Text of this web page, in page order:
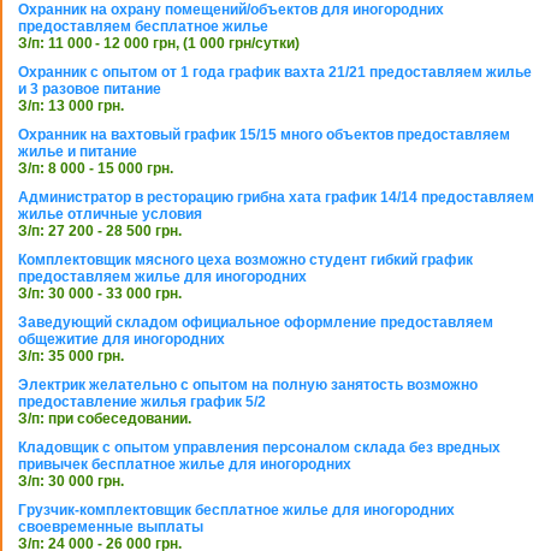
Охранник на охрану помещений/объектов для иногородних
предоставляем бесплатное жилье
З/п: 11 000 - 12 000 грн, (1 000 грн/сутки)
Охранник с опытом от 1 года график вахта 21/21 предоставляем жилье
и 3 разовое питание
З/п: 13 000 грн.
Охранник на вахтовый график 15/15 много объектов предоставляем
жилье и питание
З/п: 8 000 - 15 000 грн.
Администратор в ресторацию грибна хата график 14/14 предоставляем
жилье отличные условия
З/п: 27 200 - 28 500 грн.
Комплектовщик мясного цеха возможно студент гибкий график
предоставляем жилье для иногородних
З/п: 30 000 - 33 000 грн.
Заведующий складом официальное оформление предоставляем
общежитие для иногородних
З/п: 35 000 грн.
Электрик желательно с опытом на полную занятость возможно
предоставление жилья график 5/2
З/п: при собеседовании.
Кладовщик с опытом управления персоналом склада без вредных
привычек бесплатное жилье для иногородних
З/п: 30 000 грн.
Грузчик-комплектовщик бесплатное жилье для иногородних
своевременные выплаты
З/п: 24 000 - 26 000 грн.